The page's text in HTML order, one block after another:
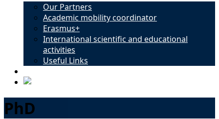
Our Partners
Academic mobility coordinator
Erasmus+
International scientific and educational
activities
Useful Links
PhD